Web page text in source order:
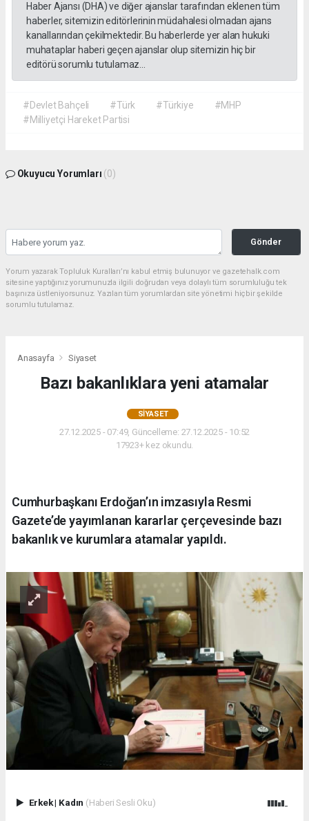
Haber Ajansı (DHA) ve diğer ajanslar tarafından eklenen tüm
haberler, sitemizin editörlerinin müdahalesi olmadan ajans
kanallarından çekilmektedir. Bu haberlerde yer alan hukuki
muhataplar haberi geçen ajanslar olup sitemizin hiç bir
editörü sorumlu tutulamaz...
#Devlet Bahçeli #Türk #Türkiye
#MHP
#Milliyetçi Hareket Partisi
Okuyucu Yorumları (0)
Gönder
Yorum yazarak Topluluk Kuralları’nı kabul etmiş bulunuyor ve gazetehalk.com
sitesine yaptığınız yorumunuzla ilgili doğrudan veya dolaylı tüm sorumluluğu tek
başınıza üstleniyorsunuz. Yazılan tüm yorumlardan site yönetimi hiçbir şekilde
sorumlu tutulamaz.
Anasayfa Siyaset
Bazı bakanlıklara yeni atamalar
SIYASET
27.12.2025 - 07:49, Güncelleme: 27.12.2025 - 10:52
17923+ kez okundu.
Cumhurbaşkanı Erdoğan’ın imzasıyla Resmi
Gazete’de yayımlanan kararlar çerçevesinde bazı
bakanlık ve kurumlara atamalar yapıldı.
Erkek| Kadın (Haberi Sesli Oku)